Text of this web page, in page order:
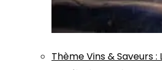
ThèmeVins & Saveurs: